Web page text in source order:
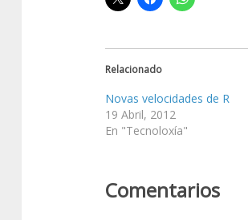
Relacionado
Novas velocidades de R
19 Abril, 2012
En "Tecnoloxía"
Comentarios